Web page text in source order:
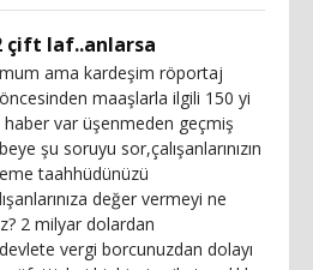
çift laf..anlarsa
ama kardeşim röportaj
maaşlarla ilgili 150 yi
var üşenmeden geçmiş
şu soruyu sor,çalışanlarınızın
taahhüdünüzü
değer vermeyi ne
2 milyar dolardan
vergi borcunuzdan dolayı